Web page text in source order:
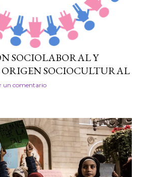
SOCIOLABORAL Y
ORIGEN SOCIOCULTURAL
un comentario